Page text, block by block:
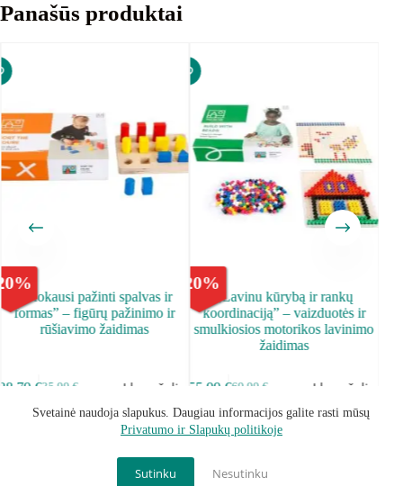
Svetainė naudoja slapukus. Daugiau informacijos galite rasti mūsų
Privatumo ir Slapukų politikoje
Sutinku Nesutinku
Panašūs produktai
%
,,Mokausi pažinti spalvas ir
formas” – figūrų pažinimo ir
rūšiavimo žaidimas
35.99€
€ Į krepšelį
20%
„Lavinu kūrybą ir rankų
koordinaciją” – vaizduotės ir
smulkiosios motorikos lavinimo
žaidimas
69.99€
55.99 € Į krepšelį
Sąlygos ir taisyklės
Privatumo Politika
Become Our Partner